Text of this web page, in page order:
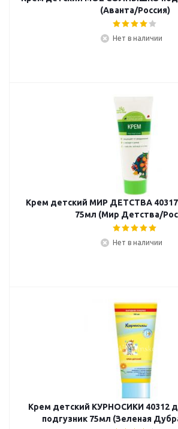
(Аванта/Россия)
Нет в наличии
Крем детский МИР ДЕТСТВА 40317
75мл (Мир Детства/
Нет в наличии
Крем детский КУРНОСИКИ 40312
подгузник 75мл (Зеленая